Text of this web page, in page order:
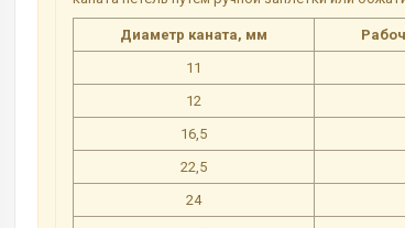
Диаметр каната, мм
11
12
16,5
22,5
24